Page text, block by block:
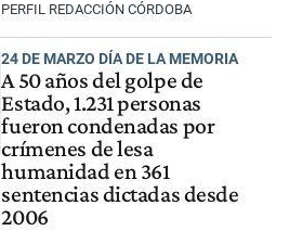
PERFIL REDACCIÓN CÓRDOBA
24 DE MARZO DÍA DE LA MEMORIA
A 50 años del golpe de
Estado, 1.231 personas
fueron condenadas por
crímenes de lesa
humanidad en 361
sentencias dictadas desde
2006